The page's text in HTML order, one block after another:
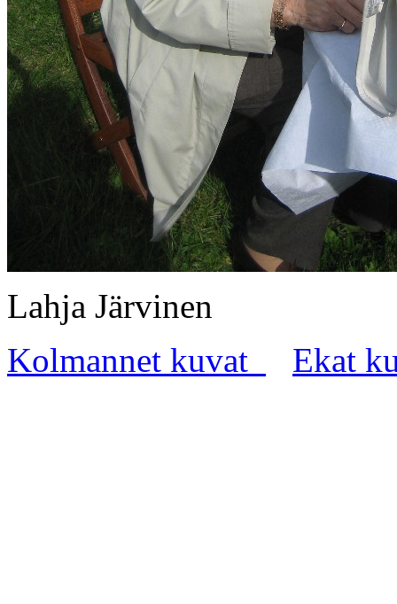
Lahja Järvinen
Kolmannet kuvat
Ekat